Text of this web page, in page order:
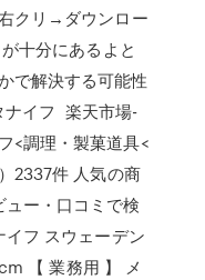
クリ→ダウンロー
十分にあるよと
で解決する可能性
ナイフ 楽天市場-
<調理・製菓道具<
2337件 人気の商
ー・口コミで検
フ スウェーデン
【 業務用 】 メ